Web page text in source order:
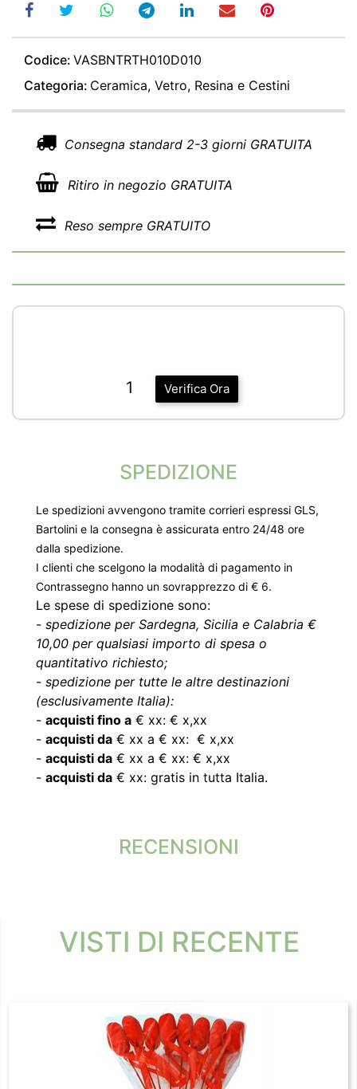
Codice: VASBNTRTH010D010
Categoria: Ceramica, Vetro, Resina e Cestini
Consegna standard 2-3 giorni GRATUITA
Ritiro in negozio GRATUITA
Reso sempre GRATUITO
Verifica Ora
1
SPEDIZIONE
Le spedizioni avvengono tramite corrieri espressi GLS,
Bartolini e la consegna è assicurata entro 24/48 ore
dalla spedizione.
I clienti che scelgono la modalità di pagamento in
Contrassegno hanno un sovrapprezzo di € 6.
Le spese di spedizione sono:
- spedizione per Sardegna, Sicilia e Calabria €
10,00 per qualsiasi importo di spesa o
quantitativo richiesto;
- spedizione per tutte le altre destinazioni
(esclusivamente Italia):
- acquisti fino a € xx: € x,xx
- acquisti da € xx a € xx: € x,xx
- acquisti da € xx a € xx: € x,xx
- acquisti da € xx: gratis in tutta Italia.
RECENSIONI
VISTI DI RECENTE